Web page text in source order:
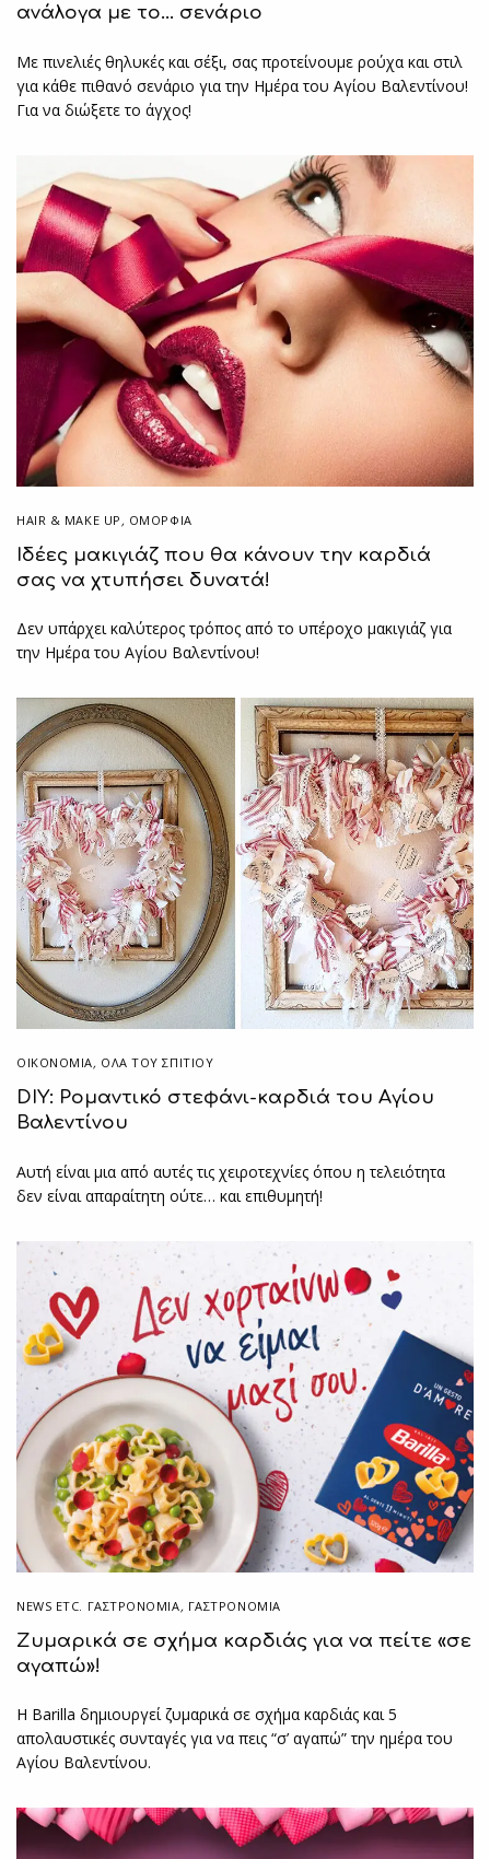
ανάλογα με το… σενάριο
Με πινελιές θηλυκές και σέξι, σας προτείνουμε ρούχα και στιλ
για κάθε πιθανό σενάριο για την Ημέρα του Αγίου Βαλεντίνου!
Για να διώξετε το άγχος!
HAIR & MAKE UP , ΟΜΟΡΦΙΑ
Ιδέες μακιγιάζ που θα κάνουν την καρδιά
σας να χτυπήσει δυνατά!
Δεν υπάρχει καλύτερος τρόπος από το υπέροχο μακιγιάζ για
την Ημέρα του Αγίου Βαλεντίνου!
ΟΙΚΟΝΟΜΙΑ, ΌΛΑ ΤΟΥ ΣΠΙΤΙΟΥ
DIY: Ρομαντικό στεφάνι-καρδιά του Αγίου
Βαλεντίνου
Αυτή είναι μια από αυτές τις χειροτεχνίες όπου η τελειότητα
δεν είναι απαραίτητη ούτε… και επιθυμητή!
NEWS ETC. ΓΑΣΤΡΟΝΟΜΊΑ, ΓΑΣΤΡΟΝΟΜΙΑ
Ζυμαρικά σε σχήμα καρδιάς για να πείτε «σε
αγαπώ»!
Η Barilla δημιουργεί ζυμαρικά σε σχήμα καρδιάς και 5
απολαυστικές συνταγές για να πεις “σ’ αγαπώ” την ημέρα του
Αγίου Βαλεντίνου.